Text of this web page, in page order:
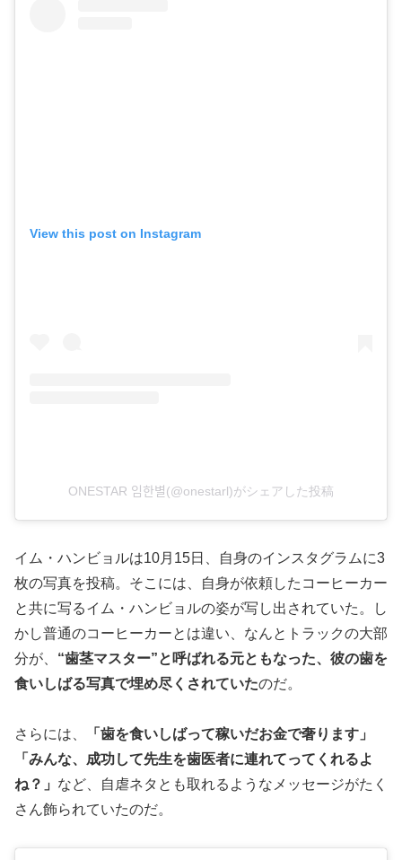
View this post on Instagram
ONESTAR 임한별(@onestarl)がシェアした投稿
イム・ハンビョルは10月15日、自身のインスタグラムに3
枚の写真を投稿。そこには、自身が依頼したコーヒーカー
と共に写るイム・ハンビョルの姿が写し出されていた。し
かし普通のコーヒーカーとは違い、なんとトラックの大部
分が、 “歯茎マスター”と呼ばれる元ともなった、彼の歯を
食いしばる写真で埋め尽くされていたのだ。
さらには、
「歯を食いしばって稼いだお金で奢ります」
「みんな、成功して先生を歯医者に連れてってくれるよ
ね？」 など、自虐ネタとも取れるようなメッセージがたく
さん飾られていたのだ。